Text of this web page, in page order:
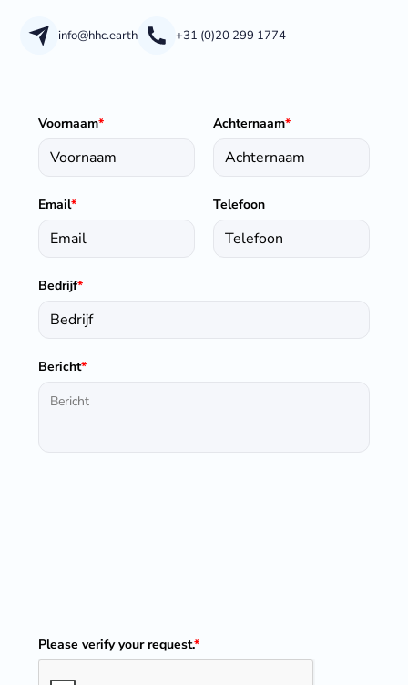
info@hhc.earth +31 (0)20 299 1774
Voornaam* Achternaam*
Email* Telefoon
Bedrijf*
Bericht*
Please verify your request.*